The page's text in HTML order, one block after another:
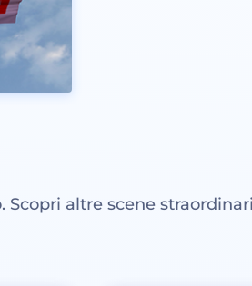
altre scene